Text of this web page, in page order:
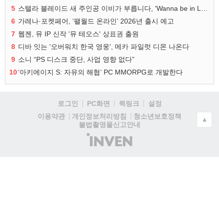
5
6 가레나·포켓페어, ‘팰월드 온라인’ 2026년 출시 예고
7 웹젠, 뮤 IP 신작 '뮤 테오스' 상표권 출원
8 디바 잇는 '오버워치 한국 영웅', 메카 파일럿 디몬 나온다
9 소니 “PS 디스크 중단, 사업 영향 없다”
10‘아키에이지 S: 자유의 해협’ PC MMORPG로 개발한다
로그인 PC화면 퀵링크
설정
이용약관
개인정보처리방침
청소년보호정책
불법촬영물신고안내
(주)
인
▲